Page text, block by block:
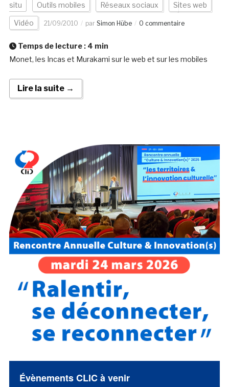
situ Outils mobiles Réseaux sociaux Sites web
Vidéo 21/09/2010 par Simon Hübe 0 commentaire
Temps de lecture : 4 min
Monet, les Incas et Murakami sur le web et sur les mobiles
Lire la suite →
Évènements CLIC à venir